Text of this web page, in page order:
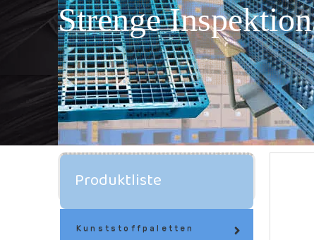
Strenge Inspektion
Produktliste
Kunststoffpaletten